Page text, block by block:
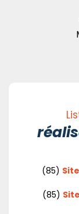
(85)
(85)